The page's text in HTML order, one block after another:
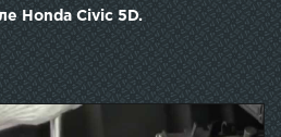
Honda Civic 5D.